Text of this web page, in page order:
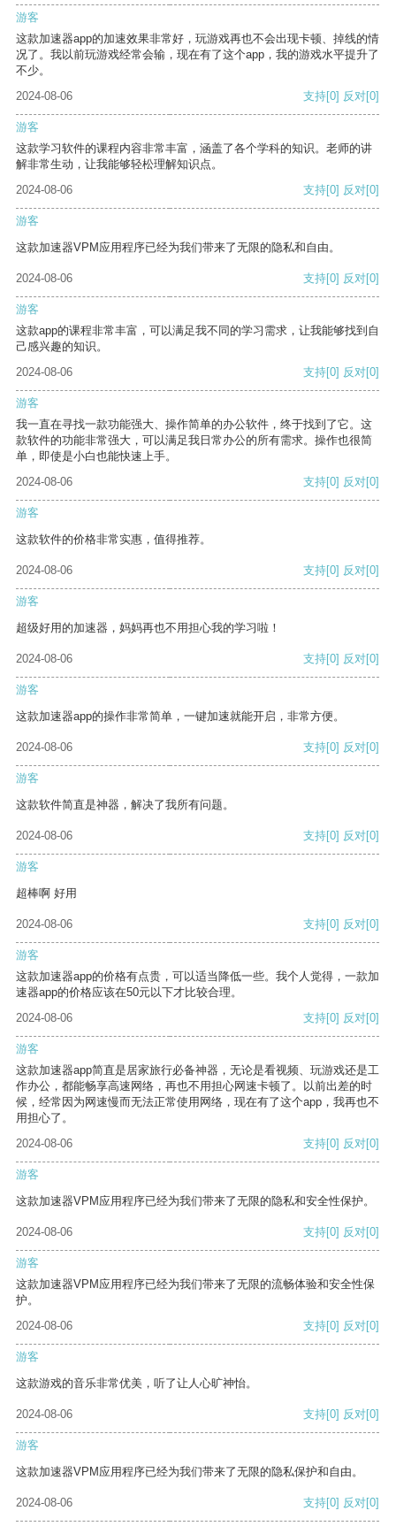
游客
这款加速器app的加速效果非常好，玩游戏再也不会出现卡顿、掉线的情
况了。我以前玩游戏经常会输，现在有了这个app，我的游戏水平提升了
不少。
2024-08-06
支持[0] 反对[0]
游客
这款学习软件的课程内容非常丰富，涵盖了各个学科的知识。老师的讲
解非常生动，让我能够轻松理解知识点。
2024-08-06
支持[0] 反对[0]
游客
这款加速器VPM应用程序已经为我们带来了无限的隐私和自由。
2024-08-06 支持[0] 反对[0]
游客
这款app的课程非常丰富，可以满足我不同的学习需求，让我能够找到自
己感兴趣的知识。
2024-08-06
支持[0] 反对[0]
游客
我一直在寻找一款功能强大、操作简单的办公软件，终于找到了它。这
款软件的功能非常强大，可以满足我日常办公的所有需求。操作也很简
单，即使是小白也能快速上手。
2024-08-06
支持[0] 反对[0]
游客
这款软件的价格非常实惠，值得推荐。
2024-08-06 支持[0] 反对[0]
游客
超级好用的加速器，妈妈再也不用担心我的学习啦！
2024-08-06 支持[0] 反对[0]
游客
这款加速器app的操作非常简单，一键加速就能开启，非常方便。
2024-08-06 支持[0] 反对[0]
游客
这款软件简直是神器，解决了我所有问题。
2024-08-06 支持[0] 反对[0]
游客
超棒啊 好用
2024-08-06 支持[0] 反对[0]
游客
这款加速器app的价格有点贵，可以适当降低一些。我个人觉得，一款加
速器app的价格应该在50元以下才比较合理。
2024-08-06
支持[0] 反对[0]
游客
这款加速器app简直是居家旅行必备神器，无论是看视频、玩游戏还是工
作办公，都能畅享高速网络，再也不用担心网速卡顿了。以前出差的时
候，经常因为网速慢而无法正常使用网络，现在有了这个app，我再也不
用担心了。
2024-08-06
支持[0] 反对[0]
游客
这款加速器VPM应用程序已经为我们带来了无限的隐私和安全性保护。
2024-08-06 支持[0] 反对[0]
游客
这款加速器VPM应用程序已经为我们带来了无限的流畅体验和安全性保
护。
2024-08-06
支持[0] 反对[0]
游客
这款游戏的音乐非常优美，听了让人心旷神怡。
2024-08-06 支持[0] 反对[0]
游客
这款加速器VPM应用程序已经为我们带来了无限的隐私保护和自由。
2024-08-06 支持[0] 反对[0]